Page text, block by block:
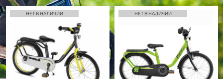
НЕТ В НАЛИЧИИ НЕТ В НАЛИЧИИ